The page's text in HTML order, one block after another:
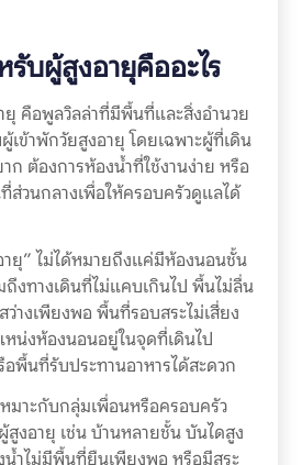
รับผู้สูงอายุคืออะไร
ยุ คือพูลวิลล่าที่มีพื้นที่และสิ่งอำนวย
เข้าพักวัยสูงอายุ โดยเฉพาะผู้ที่เดิน
ก ต้องการห้องน้ำที่ใช้งานง่าย หรือ
ส่วนกลางเพื่อให้ครอบครัวดูแลได้
ายุ” ไม่ได้หมายถึงแค่มีห้องนอนชั้น
ถึงทางเดินที่ไม่แคบเกินไป พื้นไม่ลื่น
างเพียงพอ พื้นที่รอบสระไม่เสี่ยง
น่งห้องนอนอยู่ในจุดที่เดินไป
พื้นที่รับประทานอาหารได้สะดวก
มาะกับกลุ่มเพื่อนหรือครอบครัว
สูงอายุ เช่น บ้านหลายชั้น บันไดสูง
ำไม่มีพื้นที่ยืนเพียงพอ หรือมีสระ